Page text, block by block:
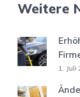
Weitere
1. Juli